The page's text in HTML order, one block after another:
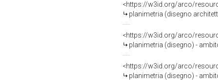
<https://w3id.org/arco/
planimetria (disegno
<https://w3id.org/arco/
planimetria (disegno) -
<https://w3id.org/arco/
planimetria (disegno) -